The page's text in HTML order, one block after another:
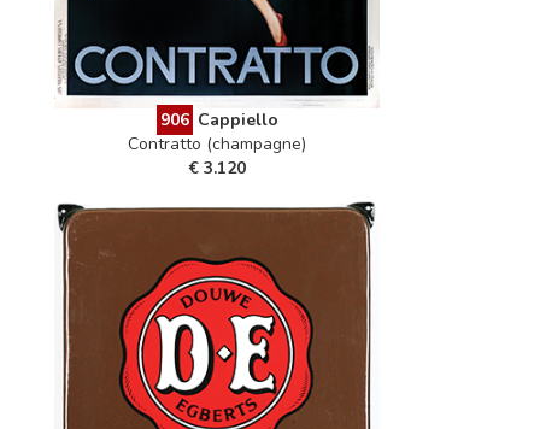
906 Cappiello
Contratto (champagne)
€ 3.120